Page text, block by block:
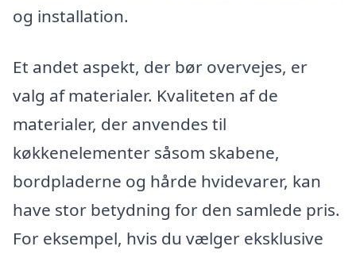
og installation.
Et andet aspekt, der bør overvejes, er
valg af materialer. Kvaliteten af de
materialer, der anvendes til
køkkenelementer såsom skabene,
bordpladerne og hårde hvidevarer, kan
have stor betydning for den samlede pris.
For eksempel, hvis du vælger eksklusive